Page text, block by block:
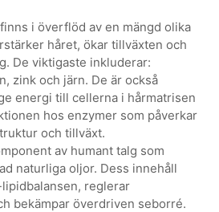
i överflöd av en mängd olika
håret, ökar tillväxten och
De viktigaste inkluderar:
zink och järn. De är också
energi till cellerna i hårmatrisen
hos enzymer som påverkar
och tillväxt.
av humant talg som
naturliga oljor. Dess innehåll
reglerar
bekämpar överdriven seborré.